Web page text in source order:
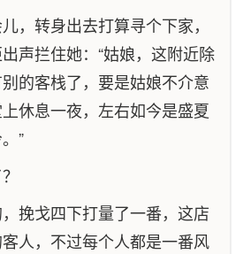
，转身出去打算寻个下家，
声拦住她：“姑娘，这附近除
的客栈了，要是姑娘不介意
休息一夜，左右如今是盛夏
”
挽戈四下打量了一番，这店
人，不过每个人都是一番风